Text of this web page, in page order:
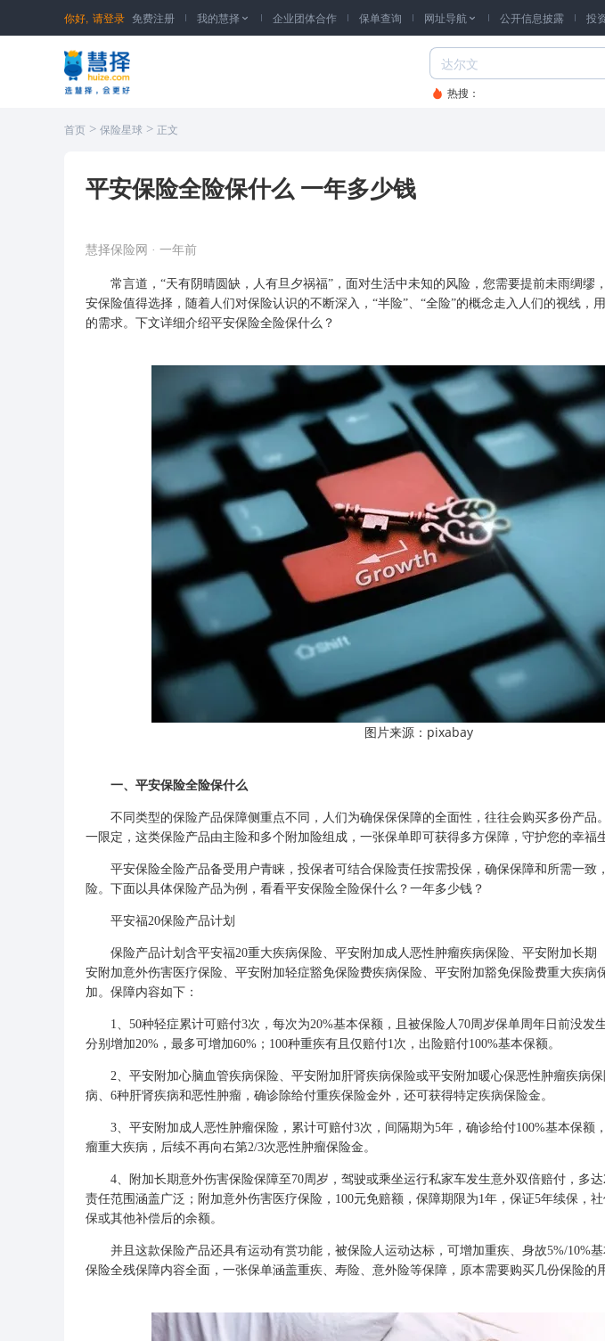
你好, 请登录 免费注册 我的慧择  企业团体合作 保单查询 网址导航  公开信息披露 投
热搜：
首页 > 保险星球 > 正文
平安保险全险保什么 一年多少钱
慧择保险网 · 一年前
常言道，“天有阴晴圆缺，人有旦夕祸福”，面对生活中未知的风险，您需要提前未雨绸缪
安保险值得选择，随着人们对保险认识的不断深入，“半险”、“全险”的概念走入人们的视线，
的需求。下文详细介绍平安保险全险保什么？
图片来源： pixabay
一、平安保险全险保什么
不同类型的保险产品保障侧重点不同，人们为确保保保障的全面性，往往会购买多份产品
一限定，这类保险产品由主险和多个附加险组成，一张保单即可获得多方保障，守护您的幸福
平安保险全险产品备受用户青睐，投保者可结合保险责任按需投保，确保保障和所需一致
险。下面以具体保险产品为例，看看平安保险全险保什么？一年多少钱？
平安福20保险产品计划
保险产品计划含平安福20重大疾病保险、平安附加成人恶性肿瘤疾病保险、平安附加长期
安附加意外伤害医疗保险、平安附加轻症豁免保险费疾病保险、平安附加豁免保险费重大疾病
加。保障内容如下：
1、50种轻症累计可赔付3次，每次为20%基本保额，且 被保险人 70周岁保单周年日前没发
分别增加20%，最多可增加60%；100种重疾有且仅赔付1次，出险赔付100%基本保额。
2、平安附加心脑血管疾病保险、平安附加肝肾疾病保险或平安附加暖心保恶性肿瘤疾病保
病、6种肝肾疾病和恶性肿瘤，确诊除给付重疾保险金外，还可获得特定疾病保险金。
3、平安附加成人恶性肿瘤保险，累计可赔付3次，间隔期为5年，确诊给付100%基本保额
瘤重大疾病，后续不再向右第2/3次恶性肿瘤保险金。
4、附加长期意外伤害保险保障至70周岁，驾驶或乘坐运行私家车发生意外双倍赔付，多达
责任范围涵盖广泛；附加意外伤害医疗保险，100元免赔额，保障期限为1年，保证5年续保，
保或其他补偿后的余额。
并且这款保险产品还具有运动有赏功能，被保险人运动达标，可增加重疾、身故5%/10%
保险全残保障内容全面，一张保单涵盖重疾、寿险、意外险等保障，原本需要购买几份保险的